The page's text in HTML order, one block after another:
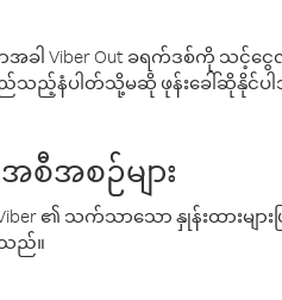
Viber Out ခရက်ဒစ်ကို သင့်
မည်သည့်နံပါတ်သို့မဆို ဖုန်းခေါ်ဆိုနိုင်ပ
စီအစဉ်များ
၏ သက်သာသော နှုန်းထားမျ
သည်။